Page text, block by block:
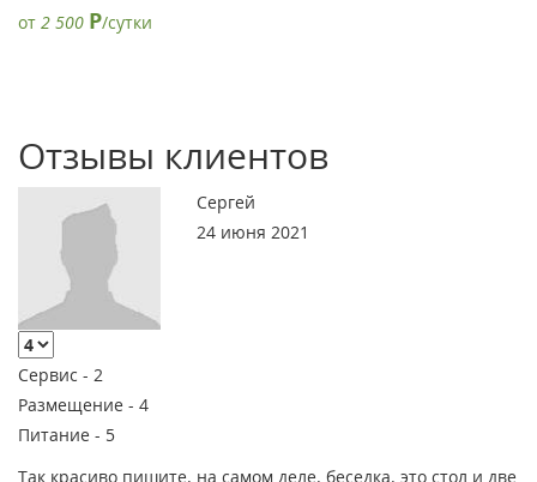
от 2 500 Р/сутки
Отзывы клиентов
Сергей
24 июня 2021
Сервис - 2
Размещение - 4
Питание - 5
Так красиво пишите. на самом деле. беседка. это стол и две